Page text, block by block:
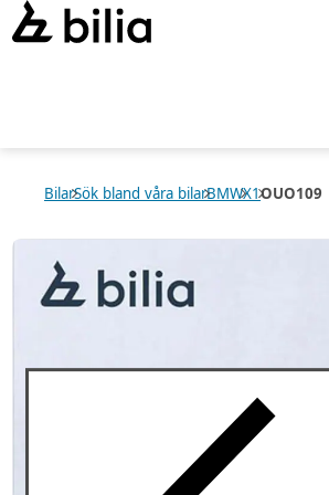
BilarSök bland våra bilarBMWX1OUO109